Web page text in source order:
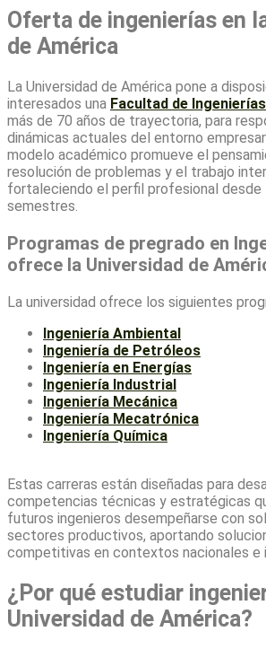
Oferta de ingenierías en
de América
La Universidad de América pone a
interesados una Facultad de Ingenierías
más de 70 años de trayectoria, para
dinámicas actuales del entorno
modelo académico promueve el
resolución de problemas y el trabajo
fortaleciendo el perfil profesional desde
semestres.
Programas de pregrado en
ofrece la Universidad de
La universidad ofrece los siguientes
Ingeniería Ambiental
Ingeniería de Petróleos
Ingeniería en Energías
Ingeniería Industrial
Ingeniería Mecánica
Ingeniería Mecatrónica
Ingeniería Química
Estas carreras están diseñadas para
competencias técnicas y estratégicas
futuros ingenieros desempeñarse con
sectores productivos, aportando
competitivas en contextos nacionales e
¿Por qué estudiar
Universidad de América?